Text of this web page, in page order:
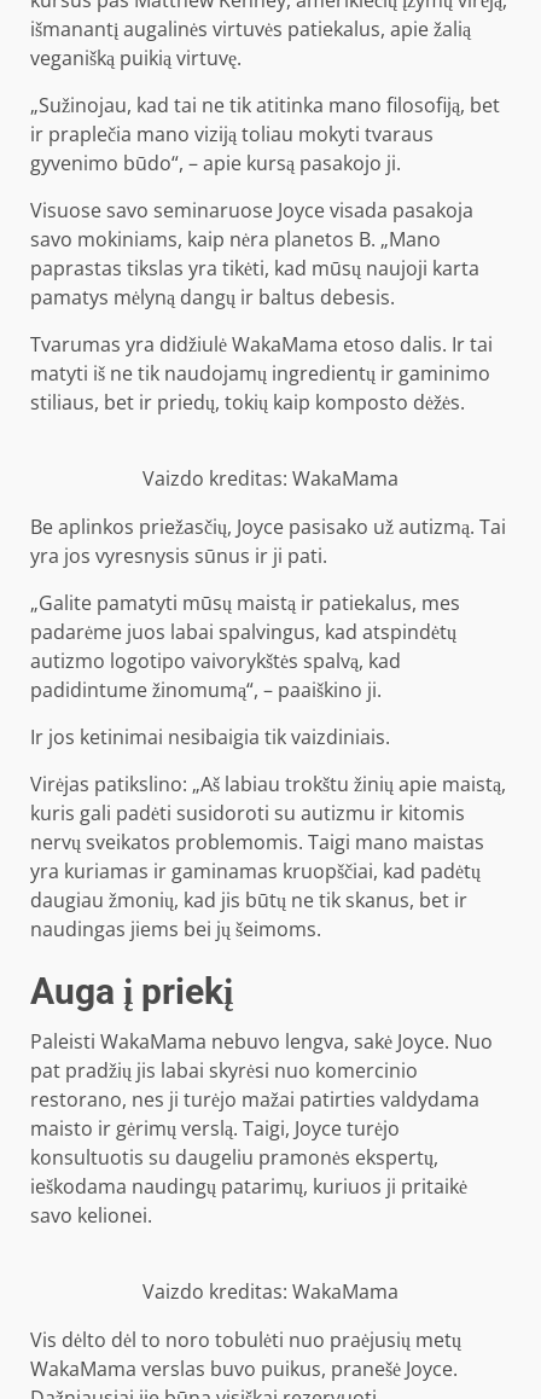
išmanantį augalinės virtuvės patiekalus, apie žalią
veganišką puikią virtuvę.
„Sužinojau, kad tai ne tik atitinka mano filosofiją, bet
ir praplečia mano viziją toliau mokyti tvaraus
gyvenimo būdo“, – apie kursą pasakojo ji.
Visuose savo seminaruose Joyce visada pasakoja
savo mokiniams, kaip nėra planetos B. „Mano
paprastas tikslas yra tikėti, kad mūsų naujoji karta
pamatys mėlyną dangų ir baltus debesis.
Tvarumas yra didžiulė WakaMama etoso dalis. Ir tai
matyti iš ne tik naudojamų ingredientų ir gaminimo
stiliaus, bet ir priedų, tokių kaip komposto dėžės.
Vaizdo kreditas: WakaMama
Be aplinkos priežasčių, Joyce pasisako už autizmą. Tai
yra jos vyresnysis sūnus ir ji pati.
„Galite pamatyti mūsų maistą ir patiekalus, mes
padarėme juos labai spalvingus, kad atspindėtų
autizmo logotipo vaivorykštės spalvą, kad
padidintume žinomumą“, – paaiškino ji.
Ir jos ketinimai nesibaigia tik vaizdiniais.
Virėjas patikslino: „Aš labiau trokštu žinių apie maistą,
kuris gali padėti susidoroti su autizmu ir kitomis
nervų sveikatos problemomis. Taigi mano maistas
yra kuriamas ir gaminamas kruopščiai, kad padėtų
daugiau žmonių, kad jis būtų ne tik skanus, bet ir
naudingas jiems bei jų šeimoms.
Auga į priekį
Paleisti WakaMama nebuvo lengva, sakė Joyce. Nuo
pat pradžių jis labai skyrėsi nuo komercinio
restorano, nes ji turėjo mažai patirties valdydama
maisto ir gėrimų verslą. Taigi, Joyce turėjo
konsultuotis su daugeliu pramonės ekspertų,
ieškodama naudingų patarimų, kuriuos ji pritaikė
savo kelionei.
Vaizdo kreditas: WakaMama
Vis dėlto dėl to noro tobulėti nuo praėjusių metų
WakaMama verslas buvo puikus, pranešė Joyce.